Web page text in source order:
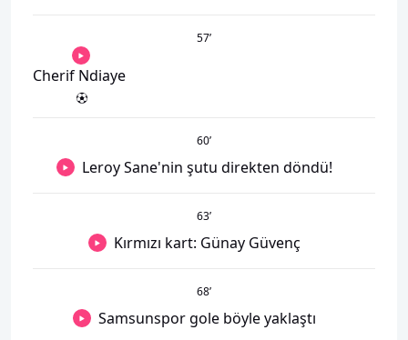
57’
Cherif Ndiaye
60’
Leroy Sane'nin şutu direkten döndü!
63’
Kırmızı kart: Günay Güvenç
68’
Samsunspor gole böyle yaklaştı